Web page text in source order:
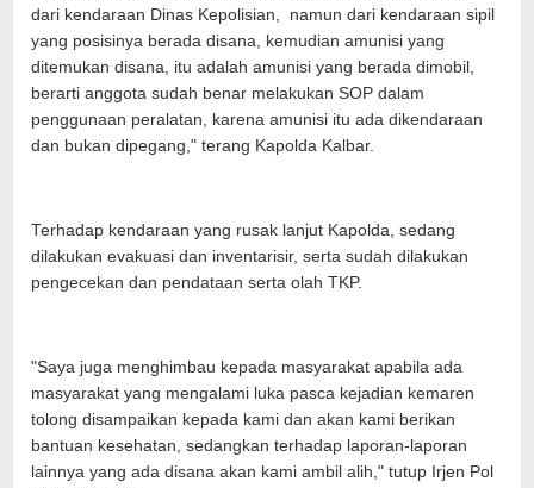
dari kendaraan Dinas Kepolisian, namun dari kendaraan sipil
yang posisinya berada disana, kemudian amunisi yang
ditemukan disana, itu adalah amunisi yang berada dimobil,
berarti anggota sudah benar melakukan SOP dalam
penggunaan peralatan, karena amunisi itu ada dikendaraan
dan bukan dipegang," terang Kapolda Kalbar.
Terhadap kendaraan yang rusak lanjut Kapolda, sedang
dilakukan evakuasi dan inventarisir, serta sudah dilakukan
pengecekan dan pendataan serta olah TKP.
"Saya juga menghimbau kepada masyarakat apabila ada
masyarakat yang mengalami luka pasca kejadian kemaren
tolong disampaikan kepada kami dan akan kami berikan
bantuan kesehatan, sedangkan terhadap laporan-laporan
lainnya yang ada disana akan kami ambil alih," tutup Irjen Pol